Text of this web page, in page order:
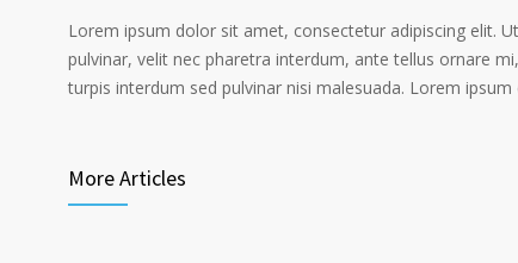
Lorem ipsum dolor sit amet, consectetur adipiscing elit.
pulvinar, velit nec pharetra interdum, ante tellus ornare
turpis interdum sed pulvinar nisi malesuada. Lorem
More Articles